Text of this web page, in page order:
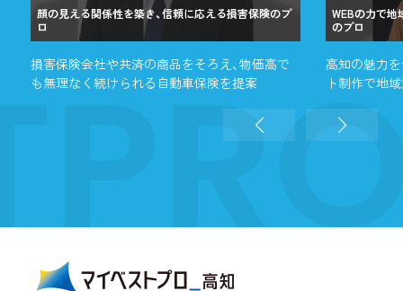
顏の見える関係性を築き、信頼に応える損害保険のプ
ロ
損害保険会社や共済の商品をそろえ、物価高で
も無理なく続けられる自動車保険を提案
WEBの力で地
のプロ
高知の魅力
ト制作で地